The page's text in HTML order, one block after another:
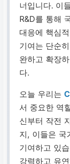
너입니다. 이
R&D를 통해
대응에 핵심
기여는 단순
완하고 확장
다.
오늘 우리는
서 중요한 역
신부터 작전
지, 이들은 국
기여하고 있
강력하고 유